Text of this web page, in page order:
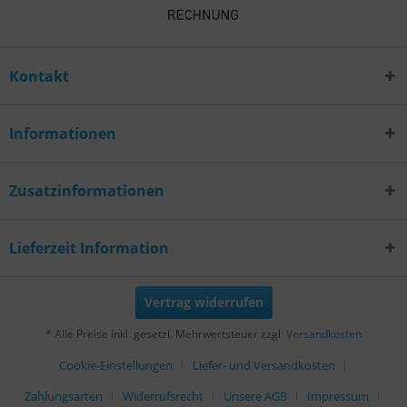
Kontakt
Informationen
Zusatzinformationen
Lieferzeit Information
Vertrag widerrufen
* Alle Preise inkl. gesetzl. Mehrwertsteuer zzgl. Versandkosten
Cookie-Einstellungen
Liefer- und Versandkosten
Zahlungsarten
Widerrufsrecht Unsere AGB Impressum